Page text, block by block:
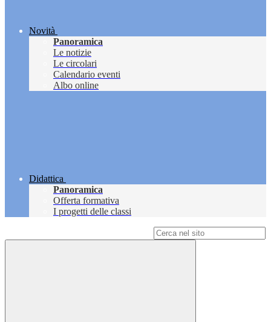
Novità
Panoramica
Le notizie
Le circolari
Calendario eventi
Albo online
Didattica
Panoramica
Offerta formativa
I progetti delle classi